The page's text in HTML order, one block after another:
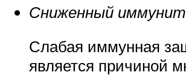
Сниженный
Слабая иммунная
является причиной